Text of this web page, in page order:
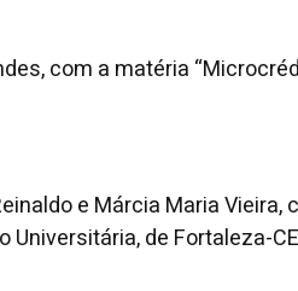
com a matéria
e Márcia Maria
de Fortaleza-